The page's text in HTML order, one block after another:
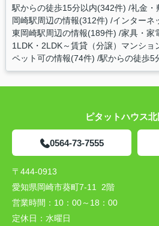
駅からの徒歩15分以内(342件) 礼金・
岡崎駅周辺の情報(312件) インターネ
東岡崎駅周辺の情報(189件) 家具・家
1LDK・2LDK～賃貸（分譲）マンショ
ペット可の情報(74件) 駅からの徒歩5
ピタットハウス
0564-73-7555
〒444-0913
愛知県岡崎市葵町7-11 2階
営業時間： 10：00～18：00
定休日： 水曜日